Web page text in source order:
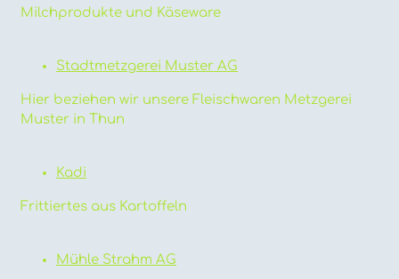
Milchprodukte und Käseware
Stadtmetzgerei Muster AG
Hier beziehen wir unsere Fleischwaren Metzgerei
Muster in Thun
Kadi
Frittiertes aus Kartoffeln
Mühle Strahm AG